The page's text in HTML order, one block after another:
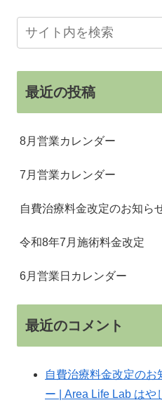
最近の投稿
8月営業カレンダー
7月営業カレンダー
自費治療料金改定のお知ら
令和8年7月施術料金改定
6月営業日カレンダー
最近のコメント
自費治療料金改定のお
ー | Area Life Lab はや